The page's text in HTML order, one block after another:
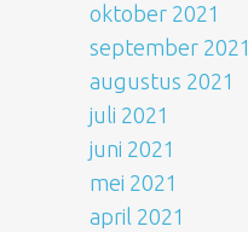
oktober 2021
september 2021
augustus 2021
juli 2021
juni 2021
mei 2021
april 2021